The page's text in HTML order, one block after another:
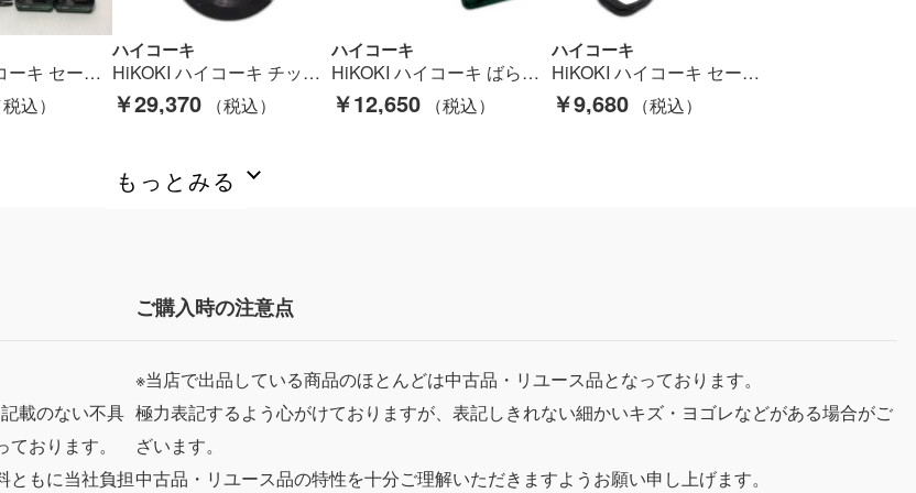
HiKOKI ハイコーキ セーバーソー 程度B 充電器・充電池2個・ケース・替刃付 コードレス式 18v JO41387 BSL36A18X×2 CR18DA グリーン Bランク
ハイコーキ
HiKOKI ハイコーキ チップソーカッター 程度C 本体のみ コードレス式 150mm 36v CD3605DB グリーン Cランク
￥29,370
ハイコーキ
HiKOKI ハイコーキ ばら釘打機 本体のみ コードレス式 18v NH18DSL グリーン Cランク
￥12,650
ハイコーキ
HiKOKI ハイコーキ セーバーソー 程度C 本体のみ コード式 100v 不明 キズ・ヨゴレ有 CR13VC グリーン Cランク
￥9,680
もっとみる
載のない不具
おります。
ともに当社負担
ご購入時の注意点
※当店で出品している商品のほとんどは中古品・リユース品となっております。
極力表記するよう心がけておりますが、表記しきれない細かいキズ・ヨゴレなどがある場合がご
ざいます。
中古品・リユース品の特性を十分ご理解いただきますようお願い申し上げます。